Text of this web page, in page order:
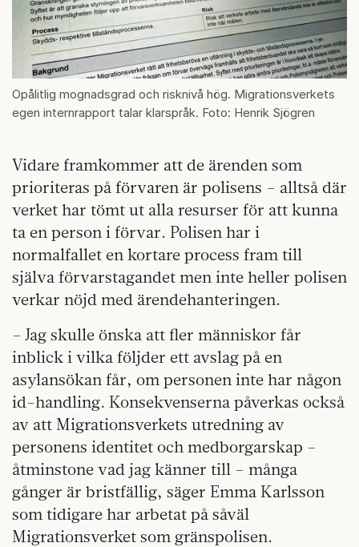
Opålitlig mognadsgrad och risknivå hög. Migrationsverkets
egen internrapport talar klarspråk. Foto: Henrik Sjögren
Vidare framkommer att de ärenden som
prioriteras på förvaren är polisens – alltså där
verket har tömt ut alla resurser för att kunna
ta en person i förvar. Polisen har i
normalfallet en kortare process fram till
själva förvarstagandet men inte heller polisen
verkar nöjd med ärendehanteringen.
– Jag skulle önska att fler människor får
inblick i vilka följder ett avslag på en
asylansökan får, om personen inte har någon
id-handling. Konsekvenserna påverkas också
av att Migrationsverkets utredning av
personens identitet och medborgarskap –
åtminstone vad jag känner till – många
gånger är bristfällig, säger Emma Karlsson
som tidigare har arbetat på såväl
Migrationsverket som gränspolisen.